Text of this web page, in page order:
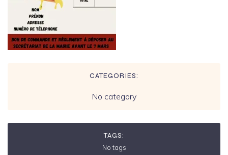
CATEGORIES:
No category
TAGS:
No tags